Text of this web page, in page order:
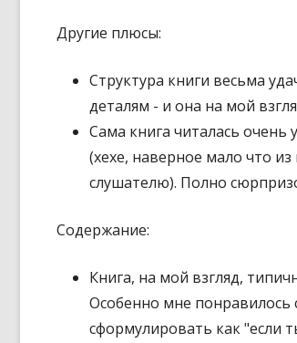
Другие плюсы:
Структура книги весьма
деталям - и она на мой
Сама книга читалась очень
(хехе, наверное мало что
слушателю). Полно
Содержание:
Книга, на мой взгляд,
Особенно мне
сформулировать как "если